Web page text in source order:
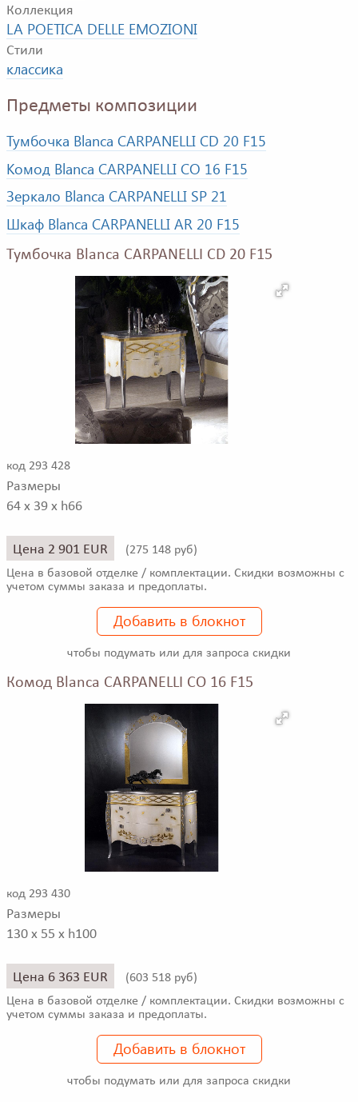
Коллекция
LA POETICA DELLE EMOZIONI
Стили
классика
Предметы композиции
Тумбочка Blanca CARPANELLI CD 20 F15
Комод Blanca CARPANELLI CO 16 F15
Зеркало Blanca CARPANELLI SP 21
Шкаф Blanca CARPANELLI AR 20 F15
Тумбочка Blanca CARPANELLI CD 20 F15
код 293 428
Размеры
64 x 39 x h66
Цена 2 901 EUR (275 148 руб)
Цена в базовой отделке / комплектации. Скидки возможны с
учетом суммы заказа и предоплаты.
Добавить в блокнот
чтобы подумать или для запроса скидки
Комод Blanca CARPANELLI CO 16 F15
код 293 430
Размеры
130 x 55 x h100
Цена 6 363 EUR (603 518 руб)
Цена в базовой отделке / комплектации. Скидки возможны с
учетом суммы заказа и предоплаты.
Добавить в блокнот
чтобы подумать или для запроса скидки